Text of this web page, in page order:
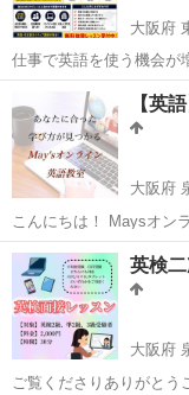
大阪府
仕事で英語を使う機会が増えていませ
ンライン会議・プレゼン
東大阪市 ビ
【英
大阪府
こんにちは！ Maysオンライン
て頑張ってる方、 受験生の皆様、 ＼大歓迎です
ン実施中！ ※塾代
大阪 泉佐野市
英検
大阪府
ご覧くださりありがとう